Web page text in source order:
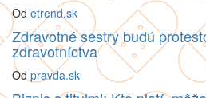
Od etrend.sk
Zdravotné sestry budú
zdravotníctva
Od pravda.sk